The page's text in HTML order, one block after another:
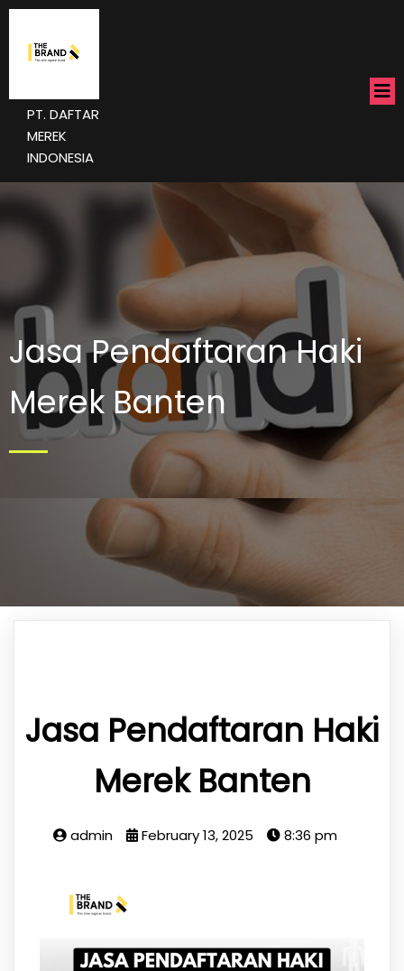
PT. DAFTAR
MEREK
INDONESIA
Jasa Pendaftaran Haki
Merek Banten
Jasa Pendaftaran Haki
Merek Banten
admin February 13, 2025 8:36 pm